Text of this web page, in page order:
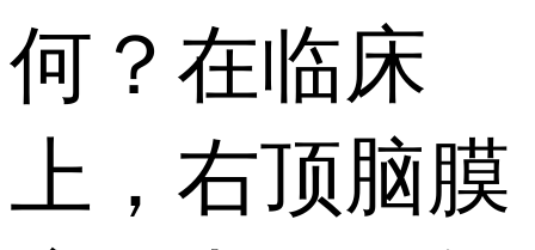
何？在临床
上，右顶脑膜